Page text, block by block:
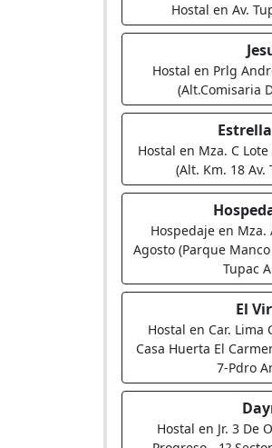
Hostal en Av.
Hostal en Prlg
(Alt.Comisaria
Hostal en Mza. C
(Alt. Km. 18 Av.
Hospedaje en Mza.
Agosto (Parque
Tupac
El
Hostal en Car. Lima
Casa Huerta El
7-Pdro
Hostal en Jr. 3 De